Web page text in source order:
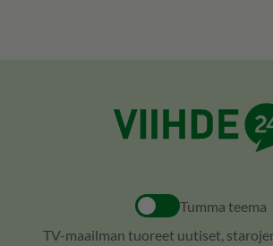
Tumma teema
TV-maailman tuoreet uutiset,